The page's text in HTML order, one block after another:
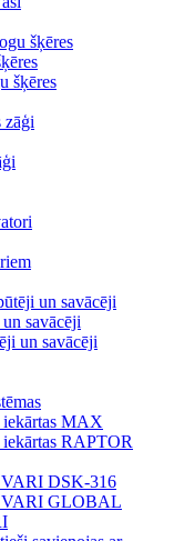
šķēres
šķēres
zāģi
un savācēji
savācēji
un savācēji
iekārtas MAX
RAPTOR
VARI DSK-316
VARI GLOBAL